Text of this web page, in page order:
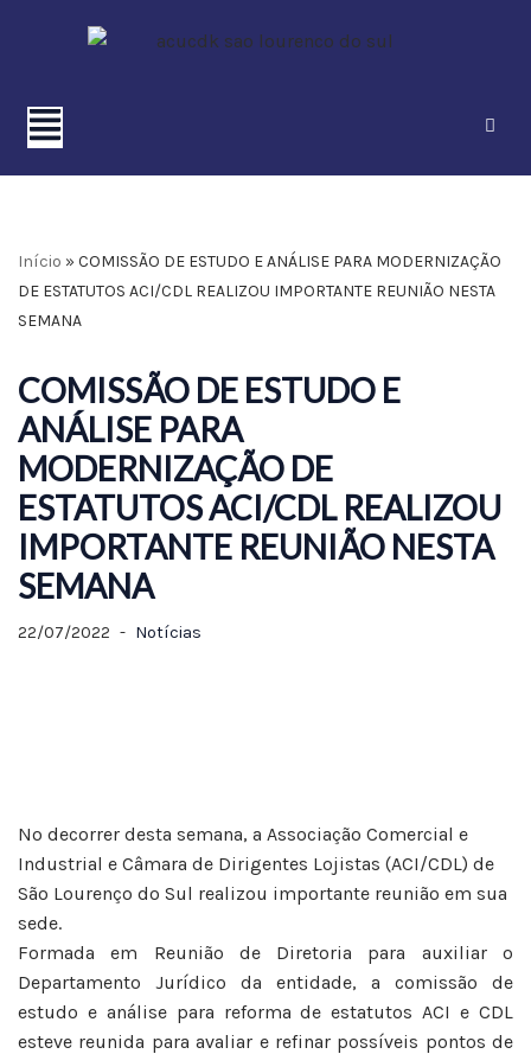
conteúdo
Início » COMISSÃO DE ESTUDO E ANÁLISE PARA MODERNIZAÇÃO
DE ESTATUTOS ACI/CDL REALIZOU IMPORTANTE REUNIÃO NESTA
SEMANA
COMISSÃO DE ESTUDO E
ANÁLISE PARA
MODERNIZAÇÃO DE
ESTATUTOS ACI/CDL REALIZOU
IMPORTANTE REUNIÃO NESTA
SEMANA
22/07/2022 Notícias
No decorrer desta semana, a Associação Comercial e
Industrial e Câmara de Dirigentes Lojistas (ACI/CDL) de
São Lourenço do Sul realizou importante reunião em sua
sede.
Formada em Reunião de Diretoria para auxiliar o
Departamento Jurídico da entidade, a comissão de
estudo e análise para reforma de estatutos ACI e CDL
esteve reunida para avaliar e refinar possíveis pontos de